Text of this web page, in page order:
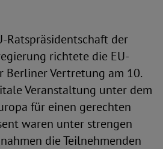
Ratspräsidentschaft der
richtete die EU-
Berliner Vertretung am 10.
Veranstaltung unter dem
für einen gerechten
waren unter strengen
die Teilnehmenden